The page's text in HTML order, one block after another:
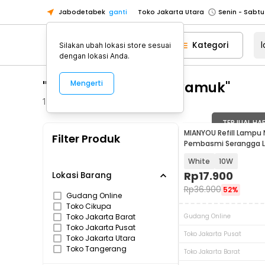
Jabodetabek ganti Toko Jakarta Utara
Toko Tangerang
Toko Cikupa
Pick n Go Jakarta Barat
Senin -
Pick n Go Bekasi
Senin - Jumat
Senin -
Toko Jakarta Barat
Senin -
Toko Tangerang
Senin -
Senin - Jumat
Senin - Jumat
Kategori
"lampu serangga nyamuk"
1303
Filter Produk
Lokasi Barang
Gudang Online
Toko Cikupa
Toko Jakarta Barat
Toko Jakarta Pusat
Toko Jakarta Utara
Toko Tangerang
TERJUAL
MIANYOU Refill
Pembasmi Serangga
White 10W
Rp17.900
Rp36.900 52%
Gudang Online
Toko Jakarta Pusat
Toko Jakarta Barat
Silakan ubah lokasi store sesuai
dengan lokasi Anda.
Mengerti